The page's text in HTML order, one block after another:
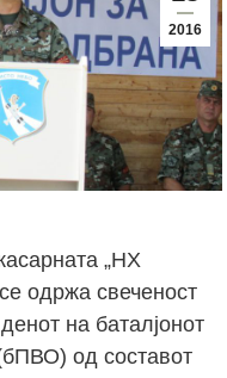
new
window
new
window
new
window
2016
„НХ
одржа свеченост
на баталјонот
од составот